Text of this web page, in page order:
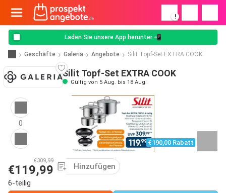
!
Laden Sie unsere App herunter 📲
Geschäfte Galeria Angebote Silit Topf-Set EXTRA COOK
Silit Topf-Set EXTRA COOK
Gültig von 5 Aug. bis 18 Aug.
0
€190,00 Rabatt
€309,99
€119,99
Hinzufügen
6-teilig